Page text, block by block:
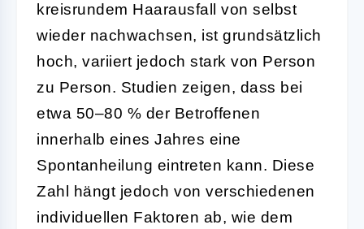
kreisrundem Haarausfall von selbst
wieder nachwachsen, ist grundsätzlich
hoch, variiert jedoch stark von Person
zu Person. Studien zeigen, dass bei
etwa 50–80 % der Betroffenen
innerhalb eines Jahres eine
Spontanheilung eintreten kann. Diese
Zahl hängt jedoch von verschiedenen
individuellen Faktoren ab, wie dem